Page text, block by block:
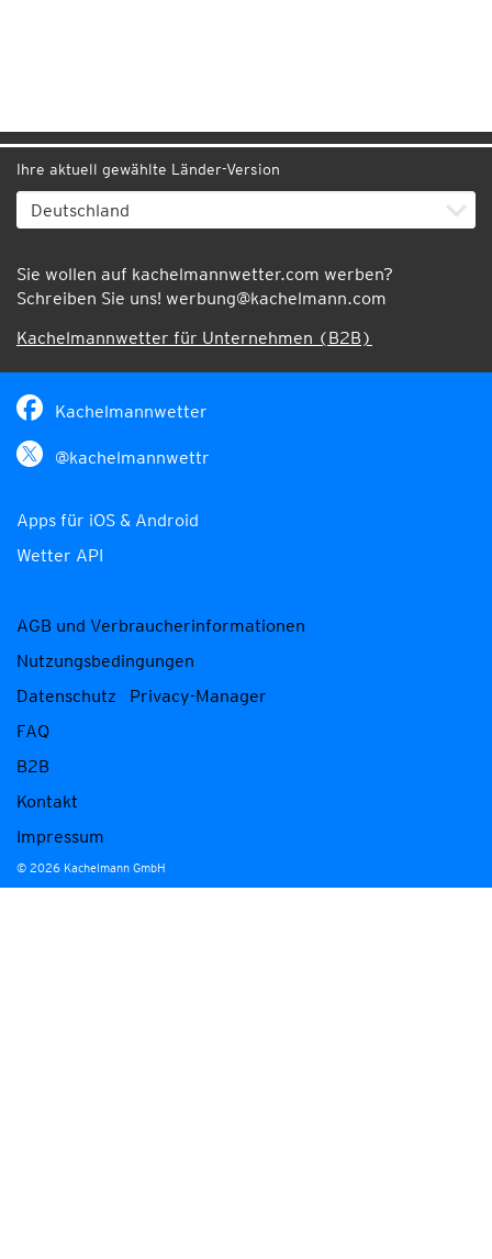
Ihre aktuell gewählte Länder-Version
Sie wollen auf kachelmannwetter.com werben?
Schreiben Sie uns! werbung@kachelmann.com
Kachelmannwetter für Unternehmen (B2B)
Kachelmannwetter
@kachelmannwettr
Apps für iOS & Android
Wetter API
AGB und Verbraucherinformationen
Nutzungsbedingungen
Datenschutz
Privacy-Manager
FAQ
B2B
Kontakt
Impressum
© 2026 Kachelmann GmbH